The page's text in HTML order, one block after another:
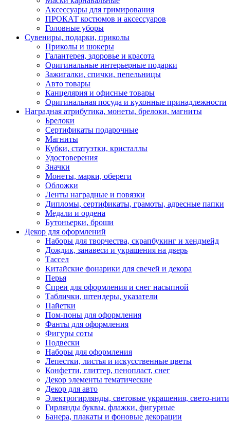
Аксессуары для гримирования
ПРОКАТ костюмов и аксессуаров
Головные уборы
Сувениры, подарки, приколы
Приколы и шокеры
Галантерея, здоровье и красота
Оригинальные интерьерные подарки
Зажигалки, спички, пепельницы
Авто товары
Канцелярия и офисные товары
Оригинальная посуда и кухонные принадлежности
Наградная атрибутика, монеты, брелоки, магниты
Брелоки
Сертификаты подарочные
Магниты
Кубки, статуэтки, кристаллы
Удостоверения
Значки
Монеты, марки, обереги
Обложки
Ленты наградные и повязки
Дипломы, сертификаты, грамоты, адресные папки
Медали и ордена
Бутоньерки, броши
Декор для оформлений
Наборы для творчества, скрапбукинг и хендмейд
Дождик, занавеси и украшения на дверь
Тассел
Китайские фонарики для свечей и декора
Перья
Спреи для оформления и снег насыпной
Таблички, штендеры, указатели
Пайетки
Пом-поны для оформления
Фанты для оформления
Фигуры соты
Подвески
Наборы для оформления
Лепестки, листья и искусственные цветы
Конфетти, глиттер, пенопласт, снег
Декор элементы тематические
Декор для авто
Электрогирлянды, световые украшения, свето-нити
Гирлянды буквы, флажки, фигурные
Банера, плакаты и фоновые декорации